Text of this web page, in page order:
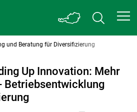
und Beratung für Diversifizierung
Up Innovation: Mehr
Betriebsentwicklung